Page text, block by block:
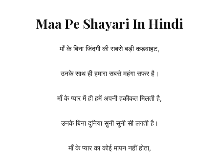
Maa Pe Shayari In Hindi
माँ के बिना जिंदगी की सबसे बड़ी कड़वाहट,
उनके साथ ही हमारा सबसे महंगा सफर है।
माँ के प्यार में ही हमें अपनी हकीकत मिलती है,
उनके बिना दुनिया सुनी सुनी सी लगती है।
माँ के प्यार का कोई मापन नहीं होता,